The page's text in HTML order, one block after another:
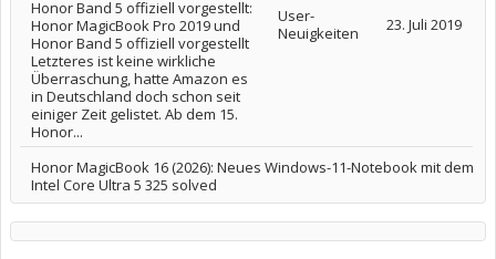
Honor Band 5 offiziell vorgestellt:
Honor MagicBook Pro 2019 und
Honor Band 5 offiziell vorgestellt
Letzteres ist keine wirkliche
Überraschung, hatte Amazon es
in Deutschland doch schon seit
einiger Zeit gelistet. Ab dem 15.
Honor...
User-
Neuigkeiten
23. Juli 2019
Honor MagicBook 16 (2026): Neues Windows-11-Notebook mit dem
Intel Core Ultra 5 325 solved